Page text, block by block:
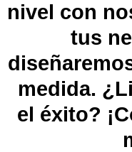
nivel con
tus
medida.
el éxito?